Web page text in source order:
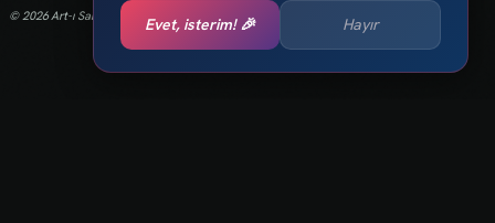
© 2026 Art-ı Sanat
Evet, isterim! 🎉 Hayır